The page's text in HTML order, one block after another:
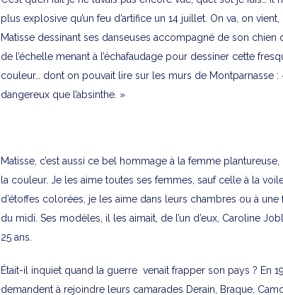
plus explosive qu’un feu d’artifice un 14 juillet. On va, on
Matisse dessinant ses danseuses accompagné de son
de l’échelle menant à l’échafaudage pour dessiner cette
couleur… dont on pouvait lire sur les murs de Montparnasse :
dangereux que l’absinthe. »
Matisse, c’est aussi ce bel hommage à la femme
la couleur. Je les aime toutes ses femmes, sauf celle à la
d’étoffes colorées, je les aime dans leurs chambres ou à
du midi. Ses modèles, il les aimait, de l’un d’eux, Caroline
25 ans.
Était-il inquiet quand la guerre venait frapper son pays ? En
demandent à rejoindre leurs camarades Derain, Braque,